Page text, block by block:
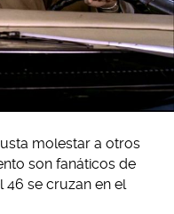
molestar a otros
son fanáticos de
se cruzan en el